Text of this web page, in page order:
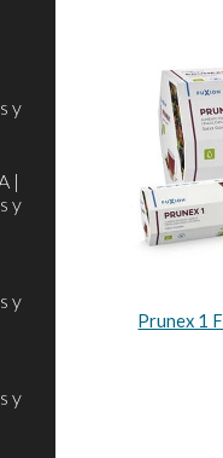
y
|
y
y
y
Prunex 1